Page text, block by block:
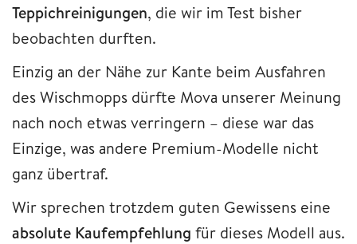
Teppichreinigungen, die wir im Test bisher
beobachten durften.
Einzig an der Nähe zur Kante beim Ausfahren
des Wischmopps dürfte Mova unserer Meinung
nach noch etwas verringern – diese war das
Einzige, was andere Premium-Modelle nicht
ganz übertraf.
Wir sprechen trotzdem guten Gewissens eine
absolute Kaufempfehlung für dieses Modell aus.